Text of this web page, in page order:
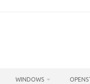
WINDOWS